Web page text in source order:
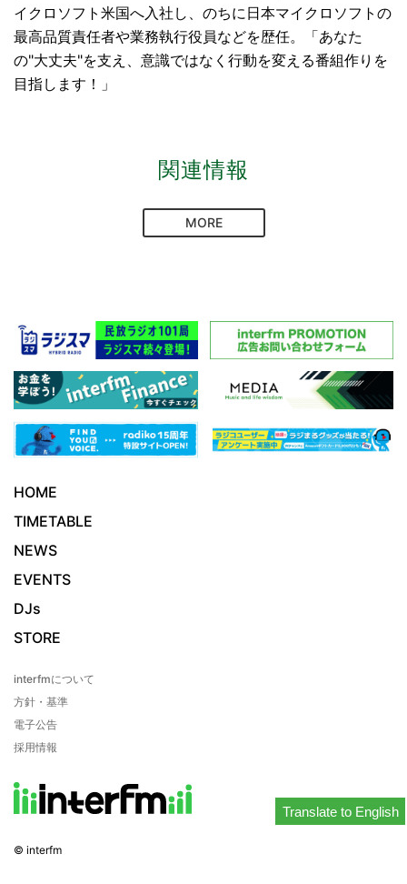
イクロソフト米国へ入社し、のちに日本マイクロソフトの
最高品質責任者や業務執行役員などを歴任。「あなた
の"大丈夫"を支え、意識ではなく行動を変える番組作りを
目指します！」
関連情報
MORE
Translate to English
HOME
TIMETABLE
NEWS
EVENTS
DJs
STORE
interfmについて
方針・基準
電子公告
採用情報
© interfm